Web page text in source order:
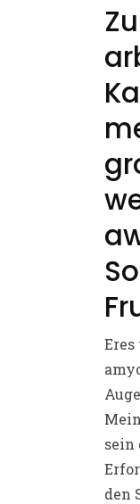
sein
den